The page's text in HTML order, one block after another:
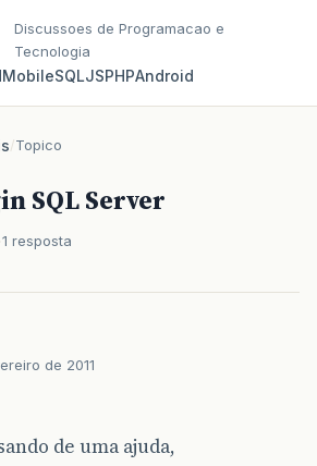
Discussoes de Programacao e
Tecnologia
MobileSQLJSPHPAndroid
/Topico
SQL Server
1 resposta
de 2011
de uma ajuda,